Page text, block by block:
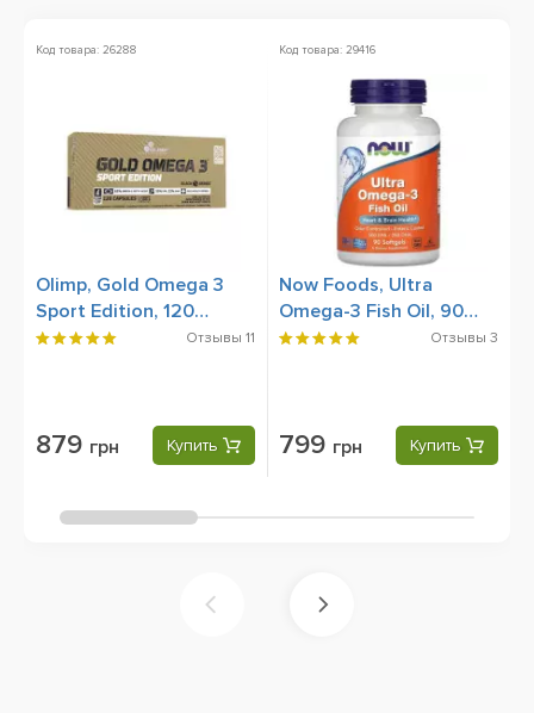
Код товара: 26288
Olimp, Gold Omega 3
Sport Edition, 120
Capsules
Отзывы 11
879 грн Купить
Код товара: 29416
Now Foods, Ultra
Omega-3 Fish Oil, 90
Softgels
Отзывы 3
799 грн Купить